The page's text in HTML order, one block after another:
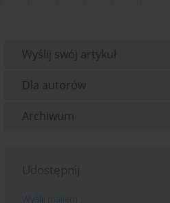
Wyślij swój artykuł
Dla autorów
Archiwum
Udostępnij